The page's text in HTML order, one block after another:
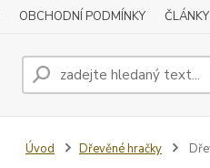
OBCHODNÍ PODMÍNKY ČLÁNKY
Úvod Dřevěné hračky